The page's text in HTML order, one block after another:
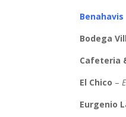
Benahavis
Bodega
Cafeteria
El Chico –
Eurgenio